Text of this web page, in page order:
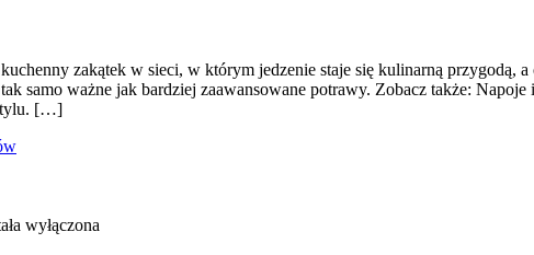
zakątek w sieci, w którym jedzenie staje się kulinarną przygodą,
samo ważne jak bardziej zaawansowane potrawy. Zobacz także:
[…]
wyłączona